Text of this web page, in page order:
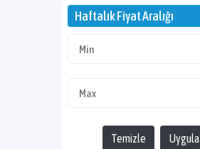
Haftalık Fiyat Aralığı
Temizle Uygula